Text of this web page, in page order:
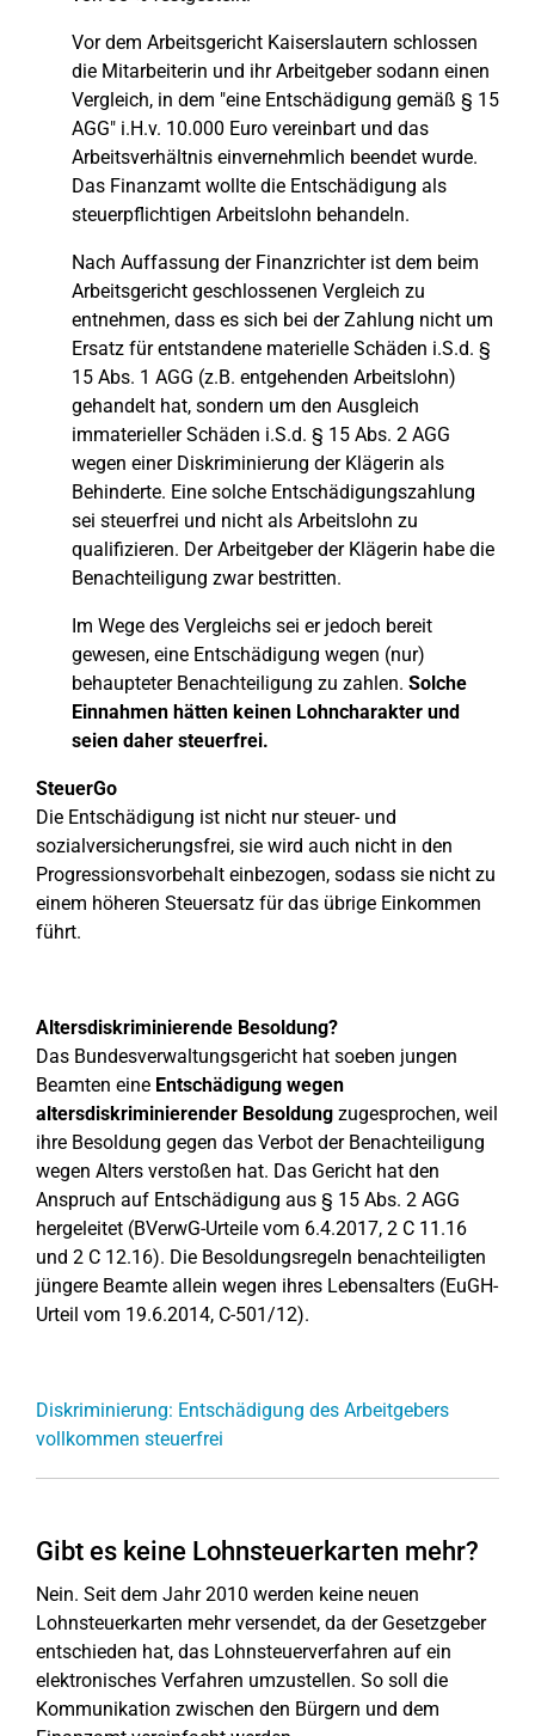
Vor dem Arbeitsgericht Kaiserslautern schlossen
die Mitarbeiterin und ihr Arbeitgeber sodann einen
Vergleich, in dem "eine Entschädigung gemäß § 15
AGG" i.H.v. 10.000 Euro vereinbart und das
Arbeitsverhältnis einvernehmlich beendet wurde.
Das Finanzamt wollte die Entschädigung als
steuerpflichtigen Arbeitslohn behandeln.
Nach Auffassung der Finanzrichter ist dem beim
Arbeitsgericht geschlossenen Vergleich zu
entnehmen, dass es sich bei der Zahlung nicht um
Ersatz für entstandene materielle Schäden i.S.d. §
15 Abs. 1 AGG (z.B. entgehenden Arbeitslohn)
gehandelt hat, sondern um den Ausgleich
immaterieller Schäden i.S.d. § 15 Abs. 2 AGG
wegen einer Diskriminierung der Klägerin als
Behinderte. Eine solche Entschädigungszahlung
sei steuerfrei und nicht als Arbeitslohn zu
qualifizieren. Der Arbeitgeber der Klägerin habe die
Benachteiligung zwar bestritten.
Im Wege des Vergleichs sei er jedoch bereit
gewesen, eine Entschädigung wegen (nur)
behaupteter Benachteiligung zu zahlen. Solche
Einnahmen hätten keinen Lohncharakter und
seien daher steuerfrei.
SteuerGo
Die Entschädigung ist nicht nur steuer- und
sozialversicherungsfrei, sie wird auch nicht in den
Progressionsvorbehalt einbezogen, sodass sie nicht zu
einem höheren Steuersatz für das übrige Einkommen
führt.
Altersdiskriminierende Besoldung?
Das Bundesverwaltungsgericht hat soeben jungen
Beamten eine Entschädigung wegen
altersdiskriminierender Besoldung zugesprochen, weil
ihre Besoldung gegen das Verbot der Benachteiligung
wegen Alters verstoßen hat. Das Gericht hat den
Anspruch auf Entschädigung aus § 15 Abs. 2 AGG
hergeleitet (BVerwG-Urteile vom 6.4.2017, 2 C 11.16
und 2 C 12.16). Die Besoldungsregeln benachteiligten
jüngere Beamte allein wegen ihres Lebensalters (EuGH-
Urteil vom 19.6.2014, C-501/12).
Diskriminierung: Entschädigung des Arbeitgebers
vollkommen steuerfrei
Gibt es keine Lohnsteuerkarten mehr?
Nein. Seit dem Jahr 2010 werden keine neuen
Lohnsteuerkarten mehr versendet, da der Gesetzgeber
entschieden hat, das Lohnsteuerverfahren auf ein
elektronisches Verfahren umzustellen. So soll die
Kommunikation zwischen den Bürgern und dem